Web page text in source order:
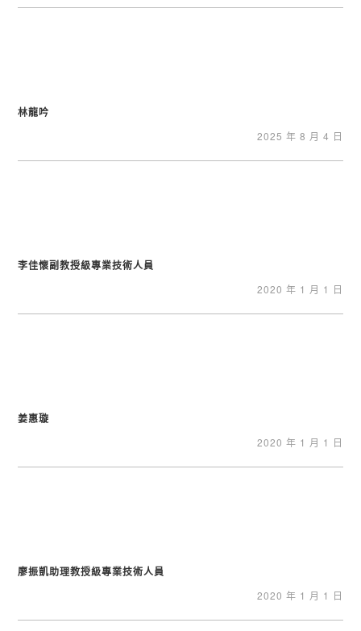
林龍吟
2025 年 8 月 4 日
李佳懷副教授級專業技術人員
2020 年 1 月 1 日
姜惠璇
2020 年 1 月 1 日
廖振凱助理教授級專業技術人員
2020 年 1 月 1 日